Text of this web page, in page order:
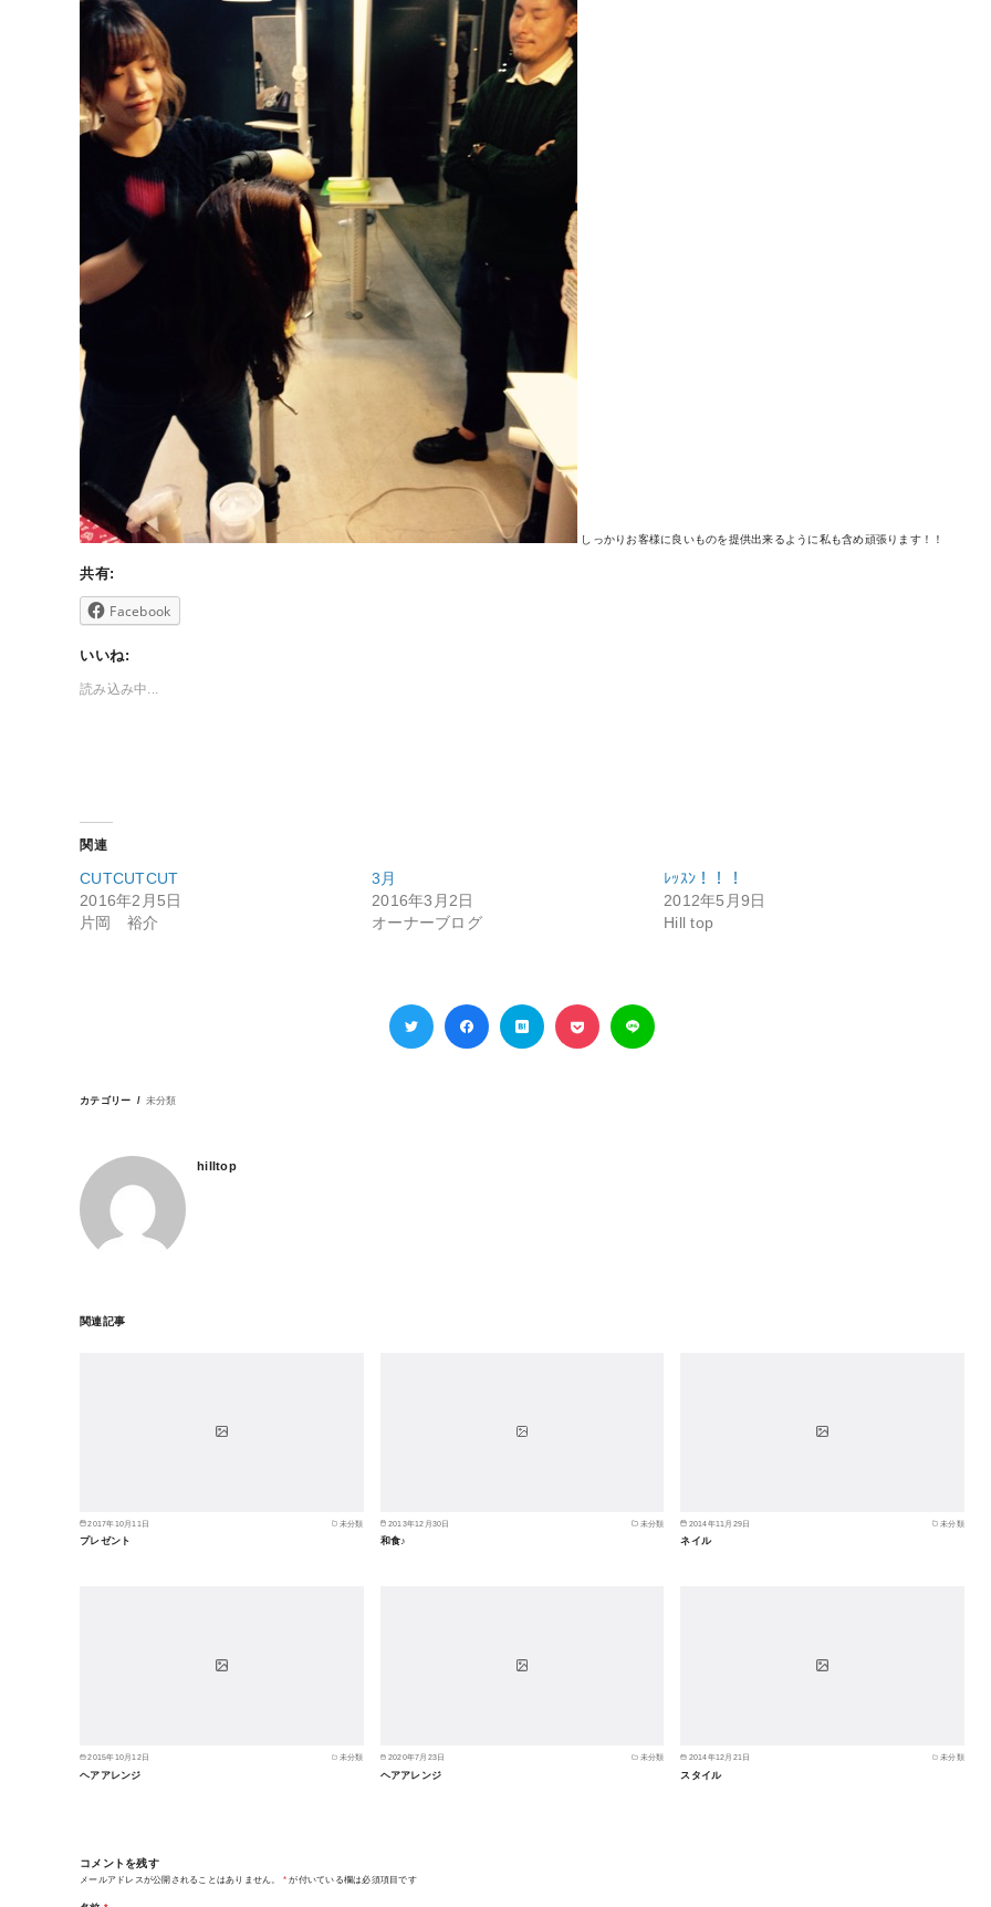
しっかりお客様に良いものを提供出来るように私も含め頑張ります！！
共有:
Facebook
いいね:
読み込み中...
関連
CUTCUTCUT
2016年2月5日
片岡 裕介
3月
2016年3月2日
オーナーブログ
ﾚｯｽﾝ！！！
2012年5月9日
Hill top
カテゴリー 未分類
hilltop
関連記事
2017年10月11日 未分類
プレゼント
2013年12月30日 未分類
和食♪
2014年11月29日 未分類
ネイル
2015年10月12日 未分類
ヘアアレンジ
2020年7月23日 未分類
ヘアアレンジ
2014年12月21日 未分類
スタイル
コメントを残す
メールアドレスが公開されることはありません。 * が付いている欄は必須項目です